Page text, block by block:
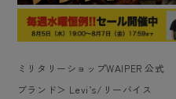
ミリタリーショップWAIPER 公式
ブランド＞ Levi’s/リーバイス